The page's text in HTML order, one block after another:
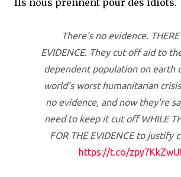
Ils nous prennent pour des idiots.
There's no evidence.
EVIDENCE. They cut off aid to
dependent population on earth
world's worst humanitarian
no evidence, and now they're
need to keep it cut off WHILE
FOR THE EVIDENCE to justify
https://t.co/